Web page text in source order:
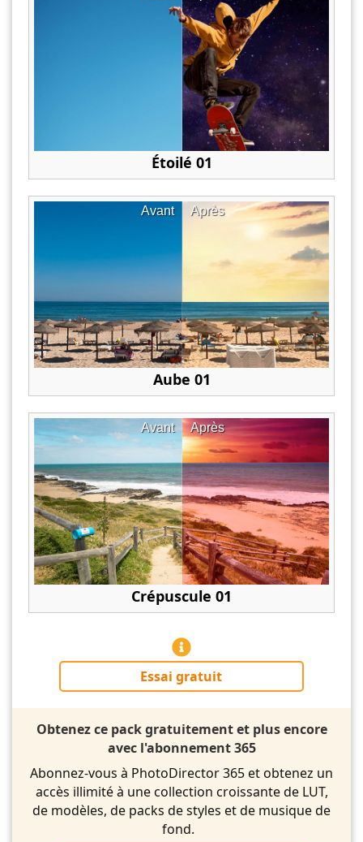
Étoilé 01
Après
Avant
Aube 01
Après
Avant
Crépuscule 01
Essai gratuit
Obtenez ce pack gratuitement et plus encore
avec l'abonnement 365
Abonnez-vous à PhotoDirector 365 et obtenez un
accès illimité à une collection croissante de LUT,
de modèles, de packs de styles et de musique de
fond.